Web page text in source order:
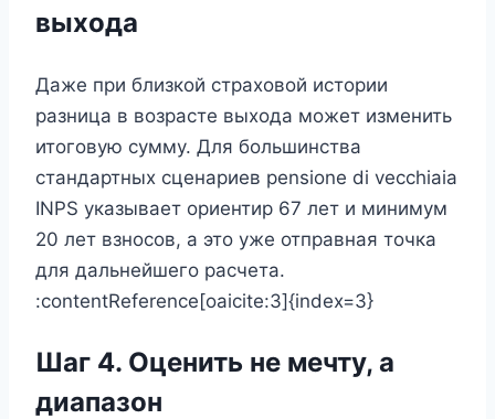
выхода
Даже при близкой страховой истории
разница в возрасте выхода может изменить
итоговую сумму. Для большинства
стандартных сценариев pensione di vecchiaia
INPS указывает ориентир 67 лет и минимум
20 лет взносов, а это уже отправная точка
для дальнейшего расчета.
:contentReference[oaicite:3]{index=3}
Шаг 4. Оценить не мечту, а
диапазон